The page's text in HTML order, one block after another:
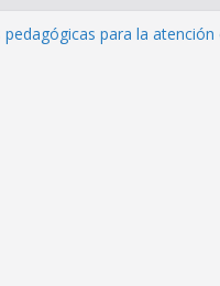
pedagógicas para la atención